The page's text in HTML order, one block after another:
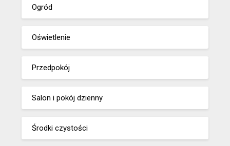
Ogród
Oświetlenie
Przedpokój
Salon i pokój dzienny
Środki czystości